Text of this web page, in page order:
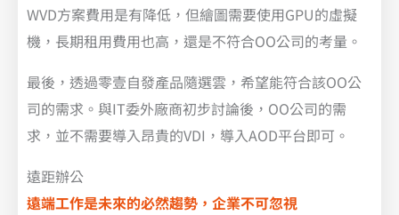
WVD方案費用是有降低，但繪圖需要使用GPU的虛擬
機，長期租用費用也高，還是不符合OO公司的考量。
最後，透過零壹自發產品隨選雲，希望能符合該OO公
司的需求。與IT委外廠商初步討論後，OO公司的需
求，並不需要導入昂貴的VDI，導入AOD平台即可。
遠距辦公
遠端工作是未來的必然趨勢，企業不可忽視